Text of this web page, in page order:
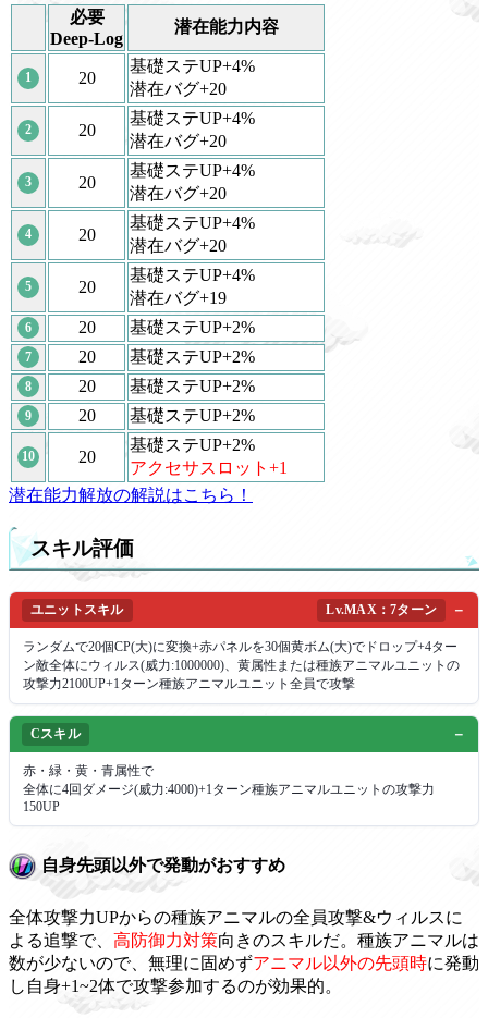
必要
Deep-Log
潜在能力内容
1 20
基礎ステUP+4%
潜在バグ+20
2 20
基礎ステUP+4%
潜在バグ+20
3 20
基礎ステUP+4%
潜在バグ+20
4 20
基礎ステUP+4%
潜在バグ+20
5 20
基礎ステUP+4%
潜在バグ+19
6 20 基礎ステUP+2%
7 20 基礎ステUP+2%
8 20 基礎ステUP+2%
9 20 基礎ステUP+2%
10 20
基礎ステUP+2%
アクセサスロット+1
潜在能力解放の解説はこちら！
スキル評価
ユニットスキル Lv.MAX：7ターン
ランダムで20個CP(大)に変換+赤パネルを30個黄ボム(大)でドロップ+4ター
ン敵全体にウィルス(威力:1000000)、黄属性または種族アニマルユニットの
攻撃力2100UP+1ターン種族アニマルユニット全員で攻撃
Cスキル
赤・緑・黄・青属性で
全体に4回ダメージ(威力:4000)+1ターン種族アニマルユニットの攻撃力
150UP
自身先頭以外で発動がおすすめ
全体攻撃力UPからの種族アニマルの全員攻撃&ウィルスに
よる追撃で、 高防御力対策向きのスキルだ。種族アニマルは
数が少ないので、無理に固めずアニマル以外の先頭時に発動
し自身+1~2体で攻撃参加するのが効果的。